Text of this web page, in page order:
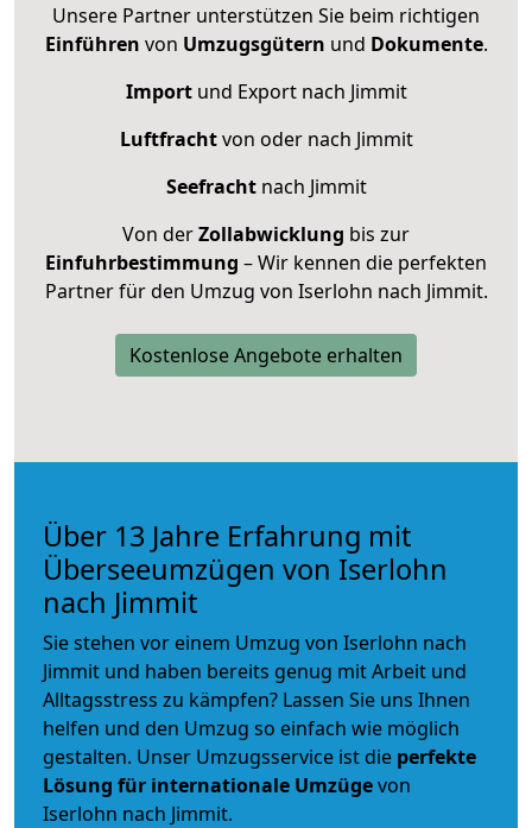
Unsere Partner unterstützen Sie beim richtigen
Einführen von Umzugsgütern und Dokumente.
Importund Export nach Jimmit
Luftfrachtvon oder nach Jimmit
Seefrachtnach Jimmit
Von derZollabwicklung bis zur
Einfuhrbestimmung – Wir kennen die perfekten
Partner für den Umzug von Iserlohn nach Jimmit.
Kostenlose Angebote erhalten
Über 13 Jahre Erfahrung mit
Überseeumzügen von Iserlohn
nach Jimmit
Sie stehen vor einem Umzug von Iserlohn nach
Jimmit und haben bereits genug mit Arbeit und
Alltagsstress zu kämpfen? Lassen Sie uns Ihnen
helfen und den Umzug so einfach wie möglich
gestalten. Unser Umzugsservice ist die perfekte
Lösung für internationale Umzügevon
Iserlohn nach Jimmit.